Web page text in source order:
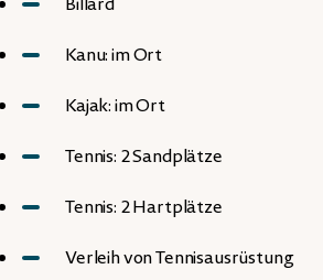
Kanu: im Ort
Kajak: im Ort
Tennis: 2 Sandplätze
Tennis: 2 Hartplätze
Verleih von Tennisausrüstung